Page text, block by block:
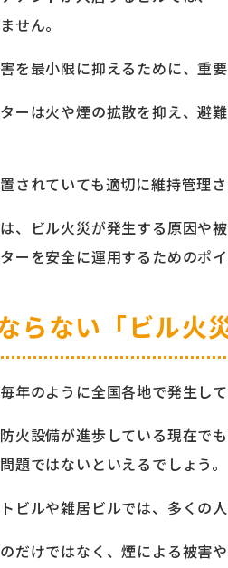
「Sガード」の相談なら施工実績
せん。
を最小限に抑えるために、重
ーは火や煙の拡散を抑え、避
されていても適切に維持管理
、ビル火災が発生する原因や
ーを安全に運用するためのポ
らない「ビル火
年のように全国各地で発生し
火設備が進歩している現在で
題ではないといえるでしょう。
ビルや雑居ビルでは、多くの
だけではなく、煙による被害